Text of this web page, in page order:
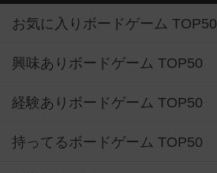
お気に入りボードゲーム TOP50
興味ありボードゲーム TOP50
経験ありボードゲーム TOP50
持ってるボードゲーム TOP50